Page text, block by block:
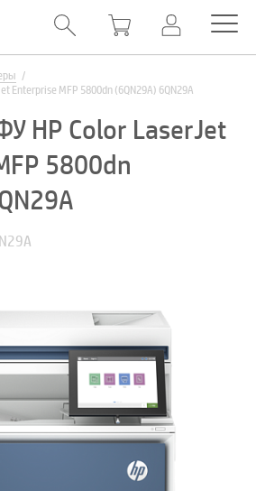
Enterprise MFP 5800dn (6QN29A) 6QN29A
HP Color LaserJet
5800dn